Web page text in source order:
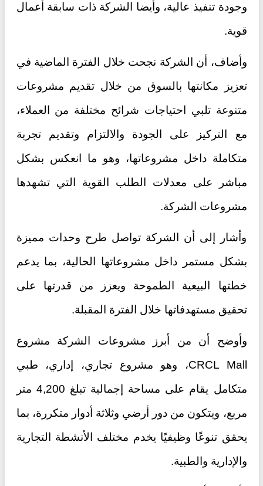
وجودة تنفيذ عالية، وأيضا الشركة ذات سابقة أعمال
قوية.
وأضاف، أن الشركة نجحت خلال الفترة الماضية في
تعزيز مكانتها بالسوق من خلال تقديم مشروعات
متنوعة تلبي احتياجات شرائح مختلفة من العملاء،
مع التركيز على الجودة والالتزام وتقديم تجربة
متكاملة داخل مشروعاتها، وهو ما انعكس بشكل
مباشر على معدلات الطلب القوية التي تشهدها
مشروعات الشركة.
وأشار إلى أن الشركة تواصل طرح وحدات مميزة
بشكل مستمر داخل مشروعاتها الحالية، بما يدعم
خطتها البيعية الطموحة ويعزز من قدرتها على
تحقيق مستهدفاتها خلال الفترة المقبلة.
وأوضح أن من أبرز مشروعات الشركة مشروع
CRCL Mall، وهو مشروع تجاري، إداري، طبي
متكامل يقام على مساحة إجمالية تبلغ 4,200 متر
مربع، ويتكون من دور أرضي وثلاثة أدوار متكررة، بما
يحقق تنوعًا وظيفيًا يخدم مختلف الأنشطة التجارية
والإدارية والطبية.